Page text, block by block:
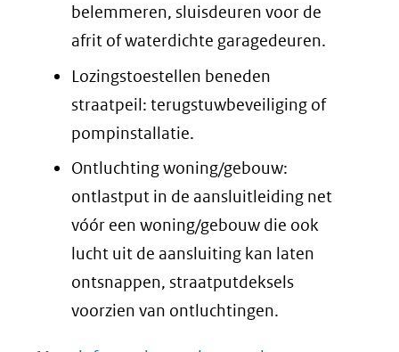
belemmeren, sluisdeuren voor de
afrit of waterdichte garagedeuren.
Lozingstoestellen beneden
straatpeil: terugstuwbeveiliging of
pompinstallatie.
Ontluchting woning/gebouw:
ontlastput in de aansluitleiding net
vóór een woning/gebouw die ook
lucht uit de aansluiting kan laten
ontsnappen, straatputdeksels
voorzien van ontluchtingen.